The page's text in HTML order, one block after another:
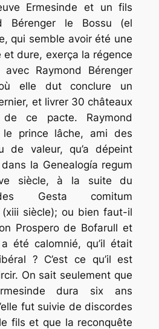
Ermesinde et un fils
Bérenger le Bossu (el
qui semble avoir été une
dure, exerça la régence
Raymond Bérenger
où elle dut conclure un
et livrer 30 châteaux
ce pacte. Raymond
le prince lâche, ami des
de valeur, qu’a dépeint
la Genealogía regum
siècle, à la suite du
Gesta comitum
(xiii siècle); ou bien faut-il
Prospero de Bofarull et
a été calomnié, qu’il était
? C’est ce qu’il est
On sait seulement que
dura six ans
fut suivie de discordes
fils et que la reconquête